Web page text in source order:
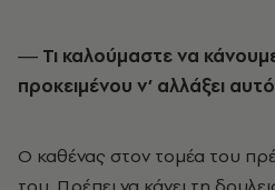
― Τι καλούμαστε να
προκειμένου ν’ αλλάξει
Ο καθένας στον τομέα του